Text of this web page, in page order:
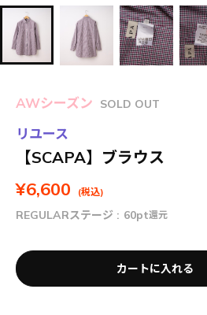
AWシーズン SOLD OUT
リユース
【SCAPA】ブラウス
¥6,600 (税込)
REGULARステージ : 60pt還元
カートに入れる